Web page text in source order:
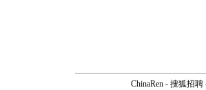
ChinaRen - 搜狐招聘